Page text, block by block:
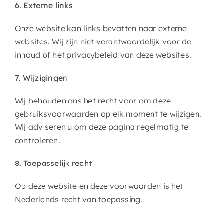
6. Externe links
Onze website kan links bevatten naar externe
websites. Wij zijn niet verantwoordelijk voor de
inhoud of het privacybeleid van deze websites.
7. Wijzigingen
Wij behouden ons het recht voor om deze
gebruiksvoorwaarden op elk moment te wijzigen.
Wij adviseren u om deze pagina regelmatig te
controleren.
8. Toepasselijk recht
Op deze website en deze voorwaarden is het
Nederlands recht van toepassing.